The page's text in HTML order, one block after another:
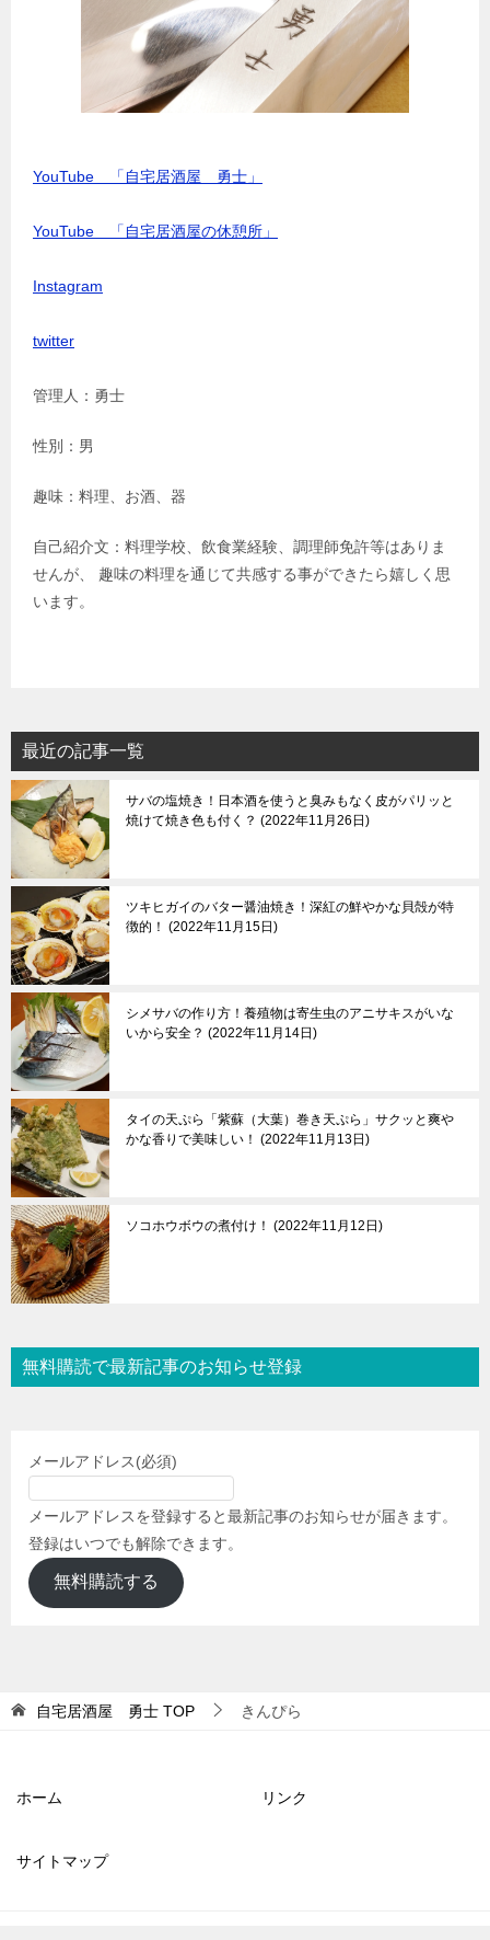
YouTube 「自宅居酒屋 勇士」
YouTube 「自宅居酒屋の休憩所」
Instagram
twitter
管理人：勇士
性別：男
趣味：料理、お酒、器
自己紹介文：料理学校、飲食業経験、調理師免許等はありま
せんが、 趣味の料理を通じて共感する事ができたら嬉しく思
います。
最近の記事一覧
サバの塩焼き！日本酒を使うと臭みもなく皮がパリッと
焼けて焼き色も付く？
2022年11月26日
ツキヒガイのバター醤油焼き！深紅の鮮やかな貝殻が特
徴的！
2022年11月15日
シメサバの作り方！養殖物は寄生虫のアニサキスがいな
いから安全？
2022年11月14日
タイの天ぷら「紫蘇（大葉）巻き天ぷら」サクッと爽や
かな香りで美味しい！
2022年11月13日
ソコホウボウの煮付け！ 2022年11月12日
無料購読で最新記事のお知らせ登録
メールアドレス(必須)
メールアドレスを登録すると最新記事のお知らせが届きます。
登録はいつでも解除できます。
無料購読する
自宅居酒屋 勇士 TOP きんぴら
ホーム リンク
サイトマップ